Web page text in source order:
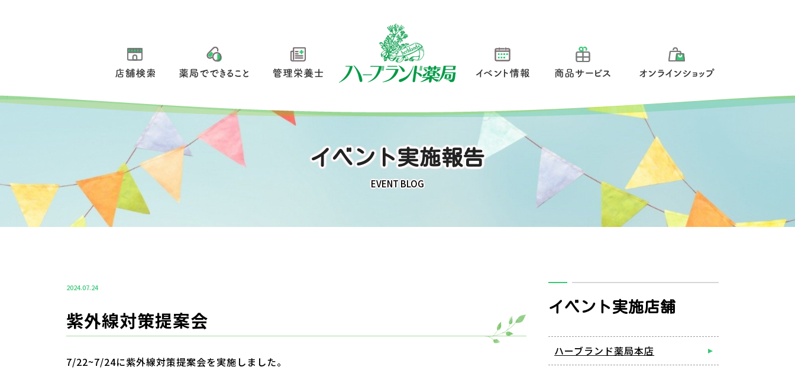
店舗検索 薬局でできること 管理栄養士 イベント情報 商品サービス オンラインショップ
イベント実施報告
EVENT BLOG
2024.07.24
紫外線対策提案会
7/22~7/24に紫外線対策提案会を実施しました。
イベント実施店舗
ハーブランド薬局本店